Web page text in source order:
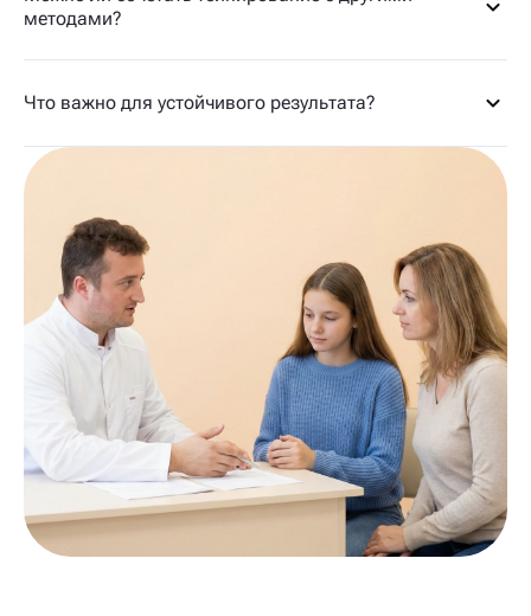
методами?
Что важно для устойчивого результата?